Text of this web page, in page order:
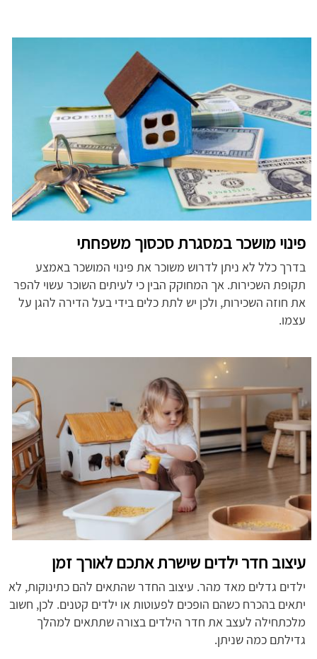
פינוי מושכר במסגרת סכסוך משפחתי
בדרך כלל לא ניתן לדרוש משוכר את פינוי המושכר באמצע
תקופת השכירות. אך המחוקק הבין כי לעיתים השוכר עשוי להפר
את חוזה השכירות, ולכן יש לתת כלים בידי בעל הדירה להגן על
עצמו.
עיצוב חדר ילדים שישרת אתכם לאורך זמן
ילדים גדלים מאד מהר. עיצוב החדר שהתאים להם כתינוקות, לא
יתאים בהכרח כשהם הופכים לפעוטות או ילדים קטנים. לכן, חשוב
מלכתחילה לעצב את חדר הילדים בצורה שתתאים למהלך
גדילתם כמה שניתן.